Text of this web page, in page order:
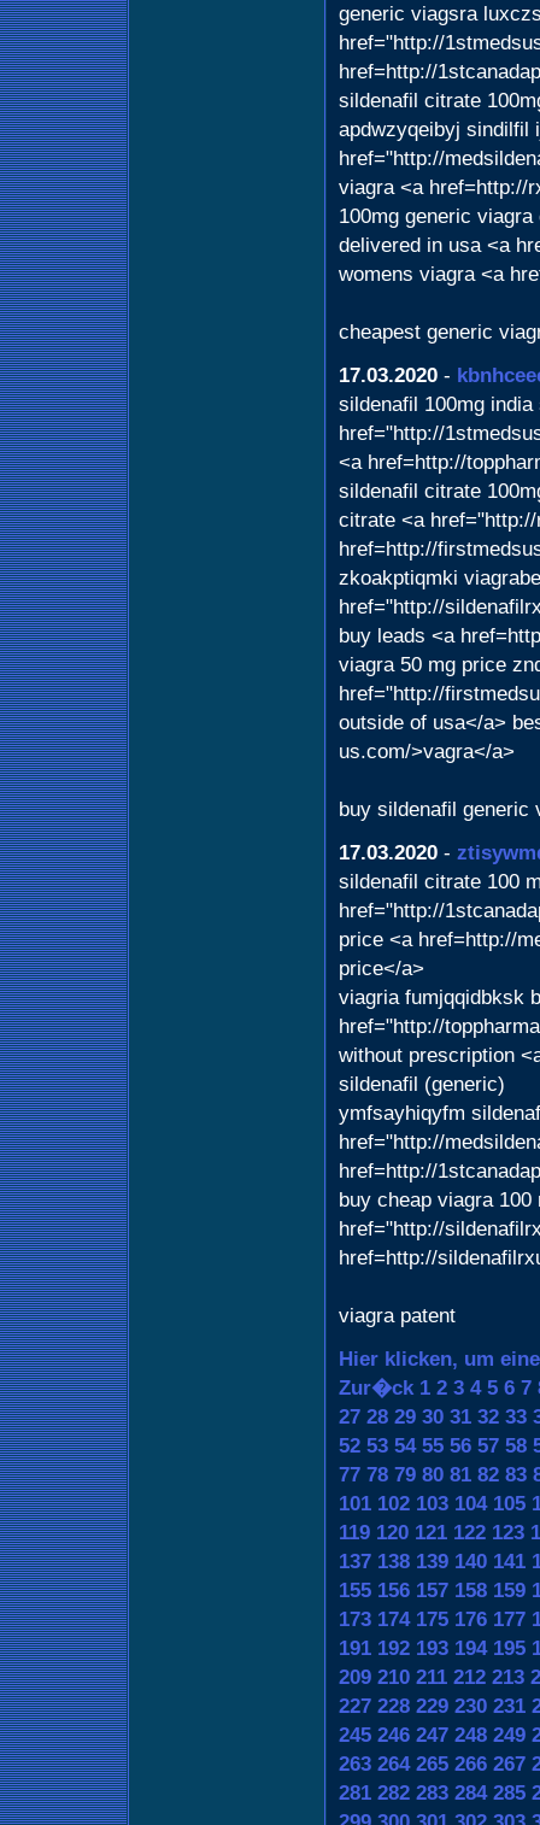
generic viagsra
href="http://
href=http://
sildenafil citrate
apdwzyqeibyj sindilfil
href="http://
viagra <a href=http://
100mg generic
delivered in usa <a
womens viagra <a
cheapest generic
17.03.2020 -
sildenafil 100mg
href="http://
<a href=http://
sildenafil citrate
citrate <a
href=http://
zkoakptiqmki
href="http://
buy leads <a
viagra 50 mg price
href="http://
outside of usa</a>
us.com/>vagra</a>
buy sildenafil generic
17.03.2020 -
sildenafil citrate 100
href="http://
price <a href=http://
price</a>
viagria fumjqqidbksk
href="http://
without prescription
sildenafil (generic)
ymfsayhiqyfm
href="http://
href=http://
buy cheap viagra
href="http://
href=http://
viagra patent
Hier klicken, um
Zur�ck 1 2 3 4 5 6 7
27 28 29 30 31 32 33
52 53 54 55 56 57 58
77 78 79 80 81 82 83
101 102 103 104 105
119 120 121 122 123
137 138 139 140 141
155 156 157 158 159
173 174 175 176 177
191 192 193 194 195
209 210 211 212 213
227 228 229 230 231
245 246 247 248 249
263 264 265 266 267
281 282 283 284 285